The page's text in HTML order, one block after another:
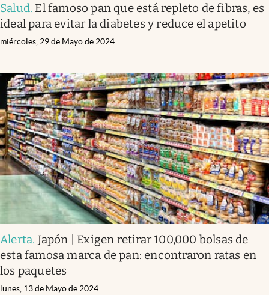
Salud. El famoso pan que está repleto de fibras, es
ideal para evitar la diabetes y reduce el apetito
miércoles, 29 de Mayo de 2024
Alerta. Japón | Exigen retirar 100,000 bolsas de
esta famosa marca de pan: encontraron ratas en
los paquetes
lunes, 13 de Mayo de 2024